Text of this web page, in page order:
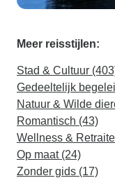
Meer reisstijlen:
Stad & Cultuur
Gedeeltelijk
Natuur & Wilde
Romantisch (43)
Wellness &
Op maat (24)
Zonder gids (17)